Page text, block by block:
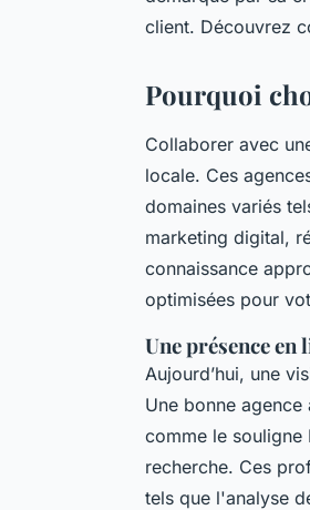
client. Découvrez
Pourquoi
Collaborer avec
locale. Ces
domaines variés
marketing digital,
connaissance
optimisées pour
Une présence
Aujourd’hui, une
Une bonne
comme le souligne
recherche. Ces
tels que l'analyse